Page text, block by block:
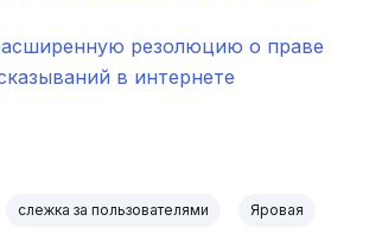
резолюцию о праве
в интернете
слежка за пользователями Яровая